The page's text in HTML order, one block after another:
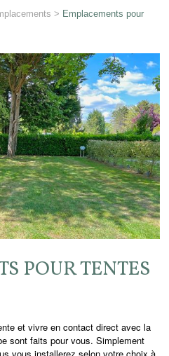
> Emplacements pour
POUR TENTES
et vivre en contact direct avec la
sont faits pour vous. Simplement
vous installerez selon votre choix à